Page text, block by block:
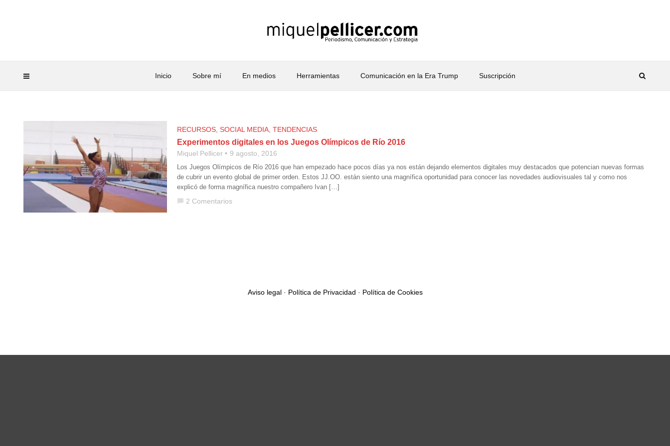
Inicio Sobre mí En medios Herramientas Comunicación en la Era Trump Suscripción
RECURSOS SOCIAL MEDIA TENDENCIAS
Experimentos digitales en los Juegos Olímpicos de Río 2016
Miquel Pellicer 9 agosto, 2016
Los Juegos Olímpicos de Río 2016 que han empezado hace pocos días ya nos están dejando elementos digitales muy destacados que potencian nuevas formas
de cubrir un evento global de primer orden. Estos JJ.OO. están siento una magnífica oportunidad para conocer las novedades audiovisuales tal y como nos
explicó de forma magnífica nuestro compañero Ivan […]
chat_bubble 2 Comentarios
Aviso legal· Política de Privacidad · Política de Cookies